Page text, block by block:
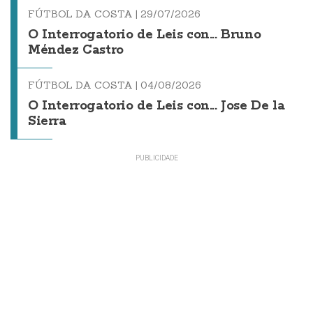
FÚTBOL DA COSTA | 29/07/2026
O Interrogatorio de Leis con... Bruno
Méndez Castro
FÚTBOL DA COSTA | 04/08/2026
O Interrogatorio de Leis con... Jose De la
Sierra